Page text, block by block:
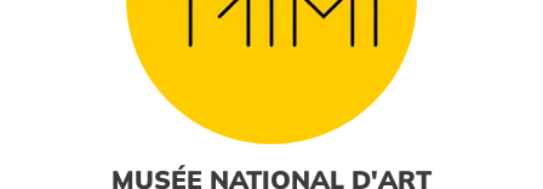
MUSÉE NATIONAL D'ART